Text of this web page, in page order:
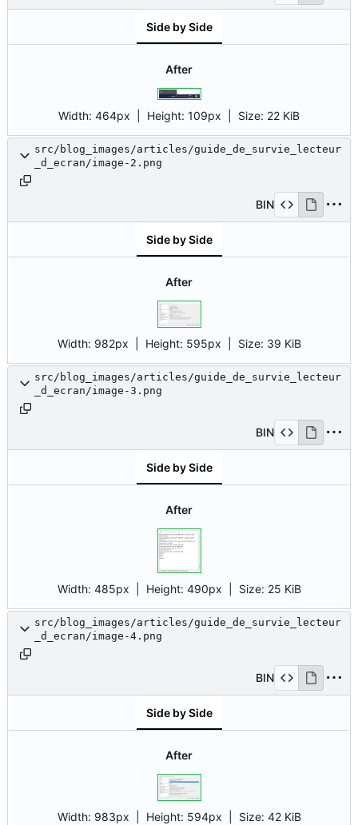
Side by Side
After
Width: 464px | Height: 109px Size: 22 KiB
src/blog_images/articles/guide_de_survie_lecteur
_d_ecran/image-2.png
BIN
Side by Side
After
Width: 982px | Height: 595px Size: 39 KiB
src/blog_images/articles/guide_de_survie_lecteur
_d_ecran/image-3.png
BIN
Side by Side
After
Width: 485px | Height: 490px Size: 25 KiB
src/blog_images/articles/guide_de_survie_lecteur
_d_ecran/image-4.png
BIN
Side by Side
After
Width: 983px | Height: 594px Size: 42 KiB